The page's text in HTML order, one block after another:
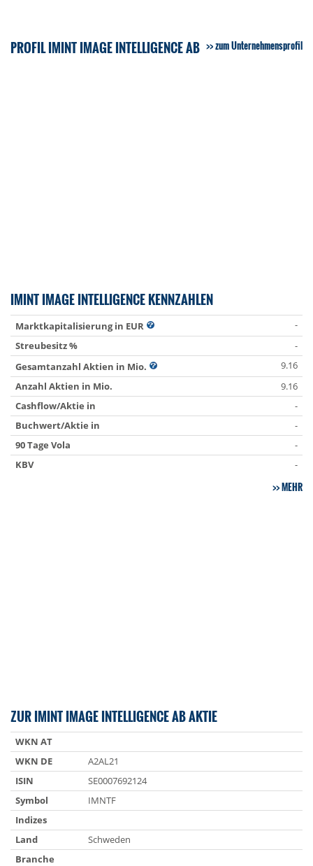
PROFIL IMINT IMAGE INTELLIGENCE AB zum Unternehmensprofil
IMINT IMAGE INTELLIGENCE KENNZAHLEN
Marktkapitalisierung in EUR
-
Streubesitz %
-
Gesamtanzahl Aktien in Mio.
9.16
Anzahl Aktien in Mio.
9.16
Cashflow/Aktie in
-
Buchwert/Aktie in
-
90 Tage Vola
-
KBV
-
MEHR
ZUR IMINT IMAGE INTELLIGENCE AB AKTIE
WKN AT
WKN DE
A2AL21
ISIN
SE0007692124
Symbol
IMNTF
Indizes
Land
Schweden
Branche